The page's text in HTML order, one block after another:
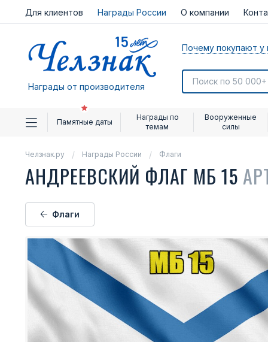
Для клиентов Награды России О компании
Награды от производителя
Почему покупают у
Памятные даты
Награды по
темам
Вооруженные
силы
Челзнак.ру Награды России Флаги
АНДРЕЕВСКИЙ ФЛАГ МБ 15
Флаги